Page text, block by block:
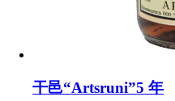
干邑“Artsruni”5 年